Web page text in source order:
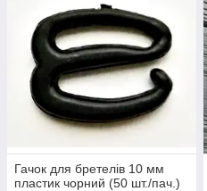
Гачок для бретелів 10 мм
пластик чорний (50 шт./пач.)